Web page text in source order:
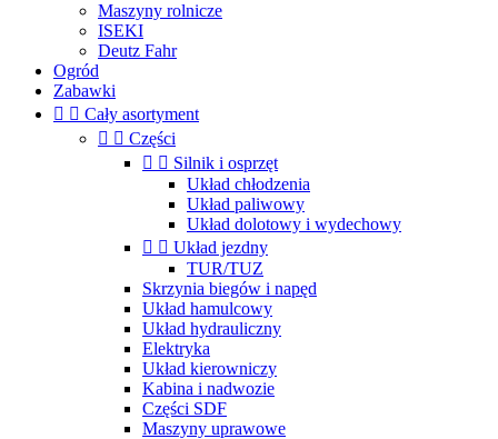
Maszyny rolnicze
ISEKI
Deutz Fahr
Ogród
Zabawki
  Cały asortyment
  Części
  Silnik i osprzęt
Układ chłodzenia
Układ paliwowy
Układ dolotowy i wydechowy
  Układ jezdny
TUR/TUZ
Skrzynia biegów i napęd
Układ hamulcowy
Układ hydrauliczny
Elektryka
Układ kierowniczy
Kabina i nadwozie
Części SDF
Maszyny uprawowe